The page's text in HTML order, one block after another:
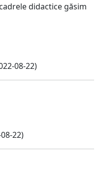
didactice găsim
08-22)
22)